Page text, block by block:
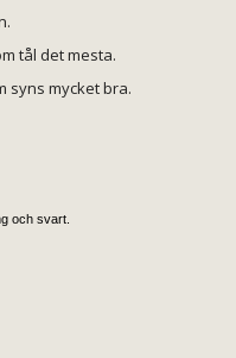
tål det mesta.
syns mycket bra.
och svart.